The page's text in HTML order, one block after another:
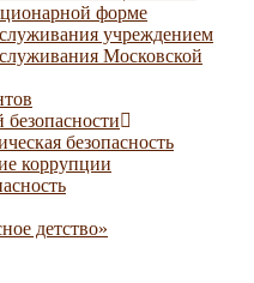
форме
учреждением
Московской
безопасность
коррупции
детство»